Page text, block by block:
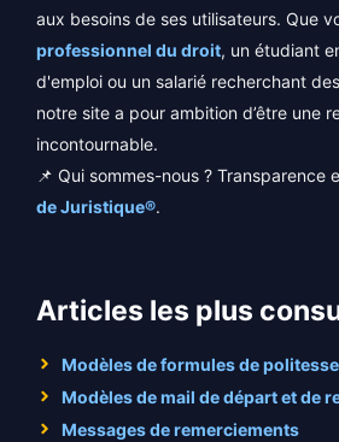
aux besoins de ses utilisateurs. Que
professionnel du droit, un étudiant
d'emploi ou un salarié recherchant
notre site a pour ambition d’être une
incontournable.
📌 Qui sommes-nous ? Transparence
de Juristique®.
Articles les plus
Modèles de formules de politesse
Modèles de mail de départ et de
Messages de remerciements